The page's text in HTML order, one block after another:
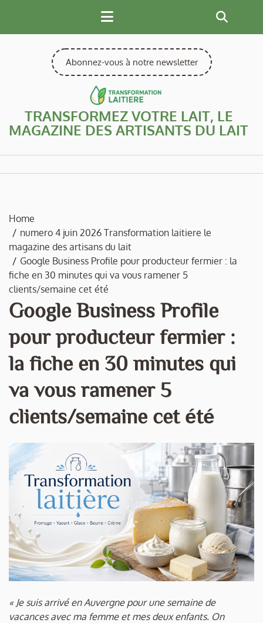
content
Abonnez-vous à notre newsletter
TRANSFORMEZ VOTRE LAIT, LE
MAGAZINE DES ARTISANTS DU LAIT
Home
numero 4 juin 2026 Transformation laitiere le
magazine des artisans du lait
Google Business Profile pour producteur fermier : la
fiche en 30 minutes qui va vous ramener 5
clients/semaine cet été
Google Business Profile
pour producteur fermier :
la fiche en 30 minutes qui
va vous ramener 5
clients/semaine cet été
« Je suis arrivé en Auvergne pour une semaine de
vacances avec ma femme et mes deux enfants. On